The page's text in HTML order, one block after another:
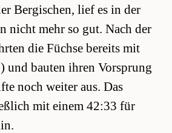
Bergischen, lief es in der
nicht mehr so gut. Nach der
die Füchse bereits mit
und bauten ihren Vorsprung
noch weiter aus. Das
mit einem 42:33 für